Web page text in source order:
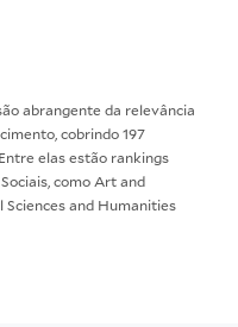
abrangente da relevância
cobrindo 197
elas estão rankings
como Art and
and Humanities